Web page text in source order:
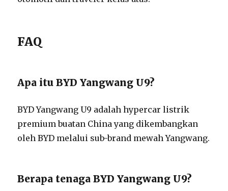
FAQ
Apa itu BYD Yangwang U9?
BYD Yangwang U9 adalah hypercar listrik
premium buatan China yang dikembangkan
oleh BYD melalui sub-brand mewah Yangwang.
Berapa tenaga BYD Yangwang U9?